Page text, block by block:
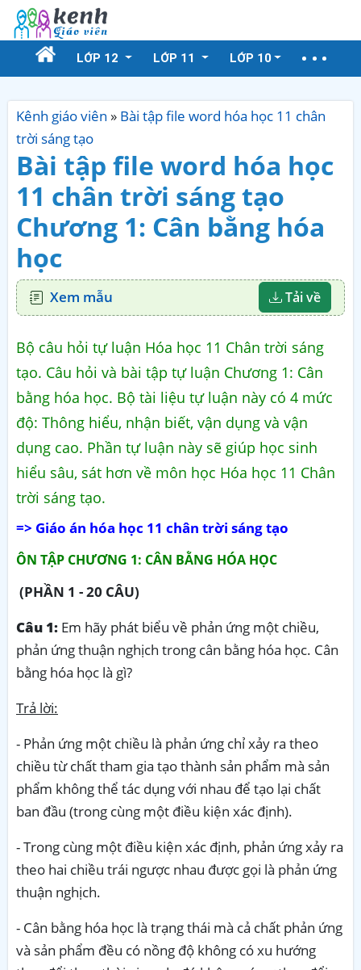
LỚP 12 LỚP 11 LỚP 10
Kênh giáo viên » Bài tập file word hóa học 11 chân
trời sáng tạo
Bài tập file word hóa học
11 chân trời sáng tạo
Chương 1: Cân bằng hóa
học
Xem mẫu Tải về
Bộ câu hỏi tự luận Hóa học 11 Chân trời sáng
tạo. Câu hỏi và bài tập tự luận Chương 1: Cân
bằng hóa học. Bộ tài liệu tự luận này có 4 mức
độ: Thông hiểu, nhận biết, vận dụng và vận
dụng cao. Phần tự luận này sẽ giúp học sinh
hiểu sâu, sát hơn về môn học Hóa học 11 Chân
trời sáng tạo.
=> Giáo án hóa học 11 chân trời sáng tạo
ÔN TẬP CHƯƠNG 1: CÂN BẰNG HÓA HỌC
(PHẦN 1 - 20 CÂU)
Câu 1: Em hãy phát biểu về phản ứng một chiều,
phản ứng thuận nghịch trong cân bằng hóa học. Cân
bằng hóa học là gì?
Trả lời:
- Phản ứng một chiều là phản ứng chỉ xảy ra theo
chiều từ chất tham gia tạo thành sản phẩm mà sản
phẩm không thể tác dụng với nhau để tạo lại chất
ban đầu (trong cùng một điều kiện xác định).
- Trong cùng một điều kiện xác định, phản ứng xảy ra
theo hai chiều trái ngược nhau được gọi là phản ứng
thuận nghịch.
- Cân bằng hóa học là trạng thái mà cả chất phản ứng
và sản phẩm đều có nồng độ không có xu hướng